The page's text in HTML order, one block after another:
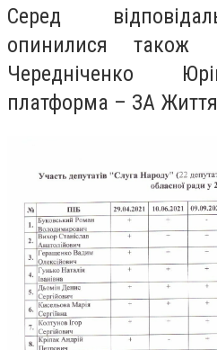
Серед
опинилися також
Чередніченко
платформа – ЗА